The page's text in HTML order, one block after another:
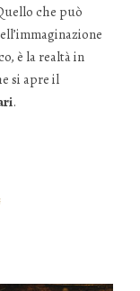
che può
è la realtà in
si apre il
.